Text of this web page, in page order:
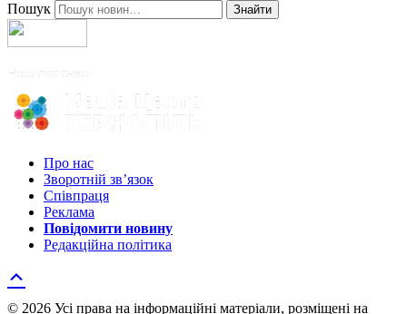
Пошук Знайти
Про нас
Зворотній зв’язок
Співпраця
Реклама
Повідомити новину
Редакційна політика
© 2026 Усі права на інформаційні матеріали, розміщені на